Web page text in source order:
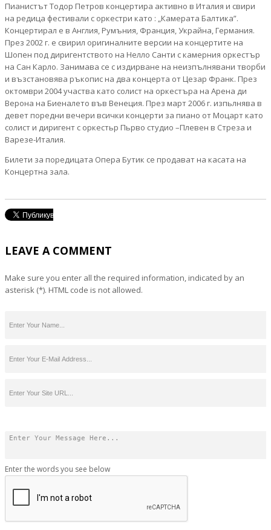
Пианистът Тодор Петров концертира активно в Италия и свири
на редица фестивали с оркестри като : „Камерата Балтика”.
Концертирал е в Англия, Румъния, Франция, Украйна, Германия.
През 2002 г. е свирил оригиналните версии на концертите на
Шопен под диригентството на Нелло Санти с камерния оркестър
на Сан Карло. Занимава се с издирване на неизпълнявани творби
и възстановява ръкопис на два концерта от Цезар Франк. През
октомври 2004 участва като солист на оркестъра на Арена ди
Верона на Биеналето във Венеция. През март 2006 г. изпьлнява в
девет поредни вечери всички концерти за пиано от Моцарт като
солист и диригент с оркестьр Пьрво студио –Плевен в Стреза и
Варезе-Италия.
Билети за поредицата Опера Бутик се продават на касата на
Концертна зала.
LEAVE A COMMENT
Make sure you enter all the required information, indicated by an
asterisk (*). HTML code is not allowed.
Enter the words you see below